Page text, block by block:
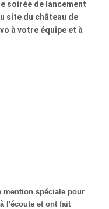
soirée de lancement
site du château de
à votre équipe et à
mention spéciale pour
l'écoute et ont fait